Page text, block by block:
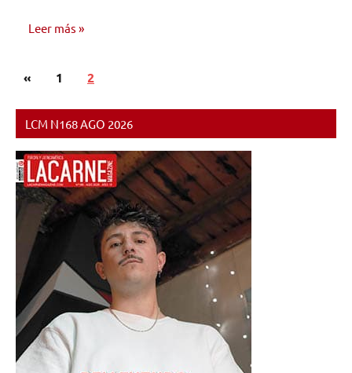
Leer más
OPINIÓN
Paginación
entradas
«Entradas
1 2
LCM N168 AGO 2026